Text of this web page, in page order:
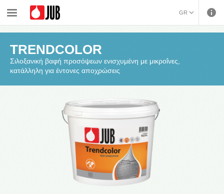
ENGLISH (ENGLISH)
GR
Εξωτερική θερμομόνωση (ETICS) & Λύσεις εξοικονόμησης ενέργειας
TRENDCOLOR
TRENDCOLOR
Σιλοξανική βαφή προσόψεων ενισχυμένη με μικροΐνες,
κατάλληλη για έντονες αποχρώσεις